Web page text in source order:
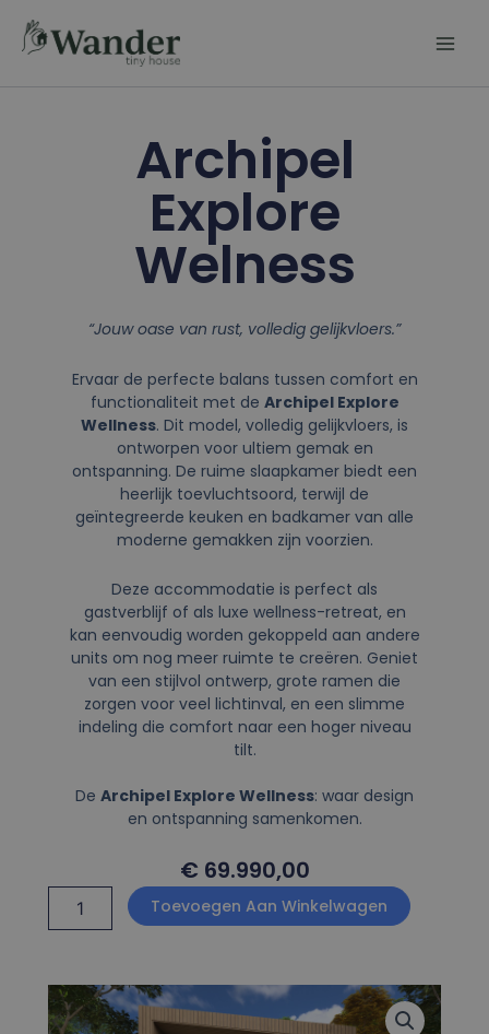
naar
Archipel
Explore
Welness
“Jouw oase van rust, volledig gelijkvloers.”
Ervaar de perfecte balans tussen comfort en
functionaliteit met de Archipel Explore
Wellness. Dit model, volledig gelijkvloers, is
ontworpen voor ultiem gemak en
ontspanning. De ruime slaapkamer biedt een
heerlijk toevluchtsoord, terwijl de
geïntegreerde keuken en badkamer van alle
moderne gemakken zijn voorzien.
Deze accommodatie is perfect als
gastverblijf of als luxe wellness-retreat, en
kan eenvoudig worden gekoppeld aan andere
units om nog meer ruimte te creëren. Geniet
van een stijlvol ontwerp, grote ramen die
zorgen voor veel lichtinval, en een slimme
indeling die comfort naar een hoger niveau
tilt.
De Archipel Explore Wellness: waar design
en ontspanning samenkomen.
€ 69.990,00
Explore
Toevoegen Aan Winkelwagen